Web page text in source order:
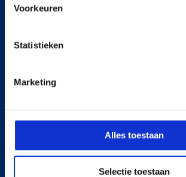
Voorkeuren
Statistieken
Marketing
Alles toestaan
Selectie toestaan
+31 165 534 222